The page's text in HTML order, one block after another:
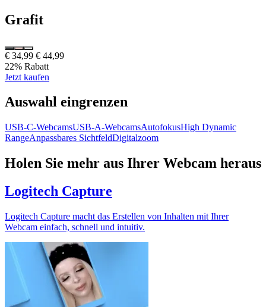
Grafit
€ 34,99 € 44,99
22% Rabatt
Jetzt kaufen
Auswahl eingrenzen
USB-C-WebcamsUSB-A-WebcamsAutofokusHigh Dynamic
RangeAnpassbares SichtfeldDigitalzoom
Holen Sie mehr aus Ihrer Webcam heraus
Logitech Capture
Logitech Capture macht das Erstellen von Inhalten mit Ihrer
Webcam einfach, schnell und intuitiv.